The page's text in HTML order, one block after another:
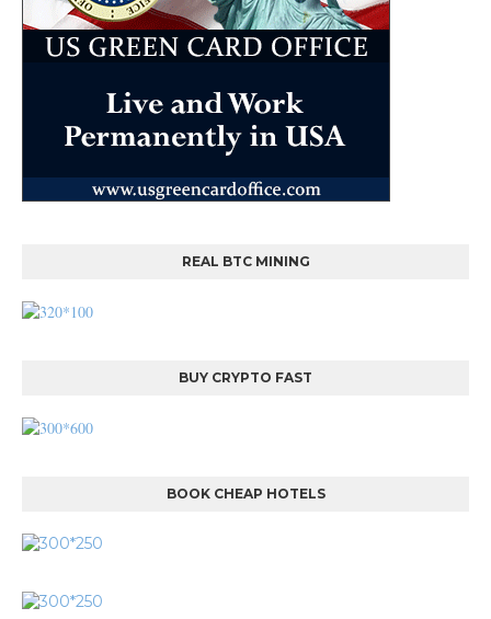
REAL BTC MINING
BUY CRYPTO FAST
BOOK CHEAP HOTELS